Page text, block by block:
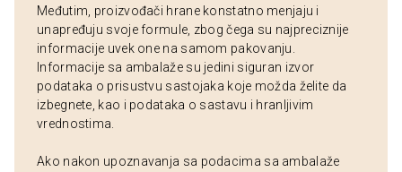
Međutim, proizvođači hrane konstatno menjaju i
unapređuju svoje formule, zbog čega su najpreciznije
informacije uvek one na samom pakovanju.
Informacije sa ambalaže su jedini siguran izvor
podataka o prisustvu sastojaka koje možda želite da
izbegnete, kao i podataka o sastavu i hranljivim
vrednostima.
Ako nakon upoznavanja sa podacima sa ambalaže